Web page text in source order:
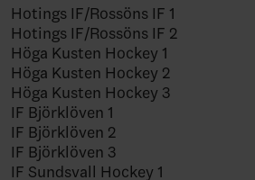
Hotings IF/Rossöns IF 1
Hotings IF/Rossöns IF 2
Höga Kusten Hockey 1
Höga Kusten Hockey 2
Höga Kusten Hockey 3
IF Björklöven 1
IF Björklöven 2
IF Björklöven 3
IF Sundsvall Hockey 1